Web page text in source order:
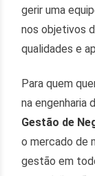
gerir uma
nos objetivos
qualidades e
Para quem
na engenharia
Gestão de
o mercado de
gestão em